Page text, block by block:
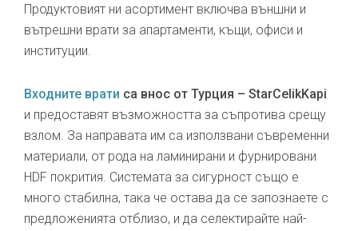
Продуктовият ни асортимент включва външни и
вътрешни врати за апартаменти, къщи, офиси и
институции.
Входните врати са внос от Турция – StarCelikKapi
и предоставят възможността за съпротива срещу
взлом. За направата им са използвани съвременни
материали, от рода на ламинирани и фурнировани
HDF покрития. Системата за сигурност също е
много стабилна, така че остава да се запознаете с
предложенията отблизо, и да селектирайте най-